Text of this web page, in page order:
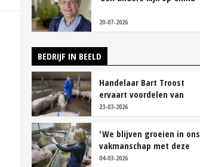
20-07-2026
BEDRIJF IN BEELD
Handelaar Bart Troost
ervaart voordelen van
coöperatieve voerfusie
23-03-2026
'We blijven groeien in ons
vakmanschap met deze
teamaanpak'
04-03-2026